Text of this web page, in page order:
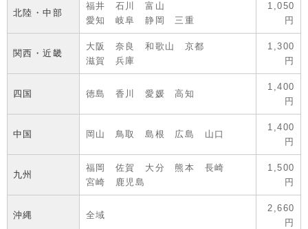
北陸・中部
福井 石川 富山
愛知 岐阜 静岡 三重
1,050
円
関西・近畿
大阪 奈良 和歌山 京都
滋賀 兵庫
1,300
円
四国 徳島 香川 愛媛 高知
1,400
円
中国 岡山 鳥取 島根 広島 山口
1,400
円
九州
福岡 佐賀 大分 熊本 長崎
宮崎 鹿児島
1,500
円
沖縄 全域
2,660
円